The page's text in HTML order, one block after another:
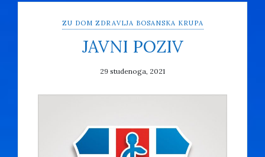
ZU DOM ZDRAVLJA BOSANSKA KRUPA
JAVNI POZIV
29 studenoga, 2021